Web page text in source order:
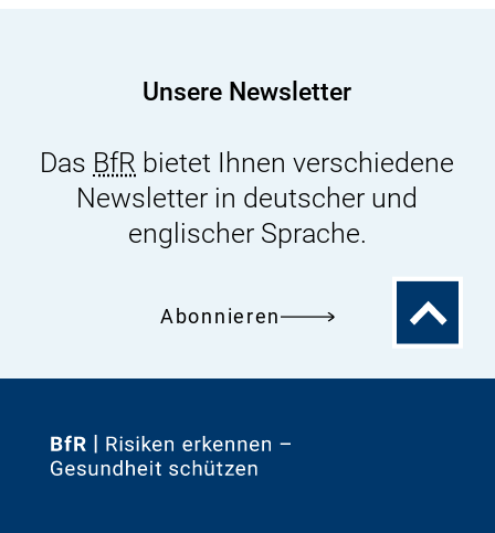
k
Unsere Newsletter
Das BfR bietet Ihnen verschiedene
Newsletter in deutscher und
englischer Sprache.
Abonnieren
Zum
Zur